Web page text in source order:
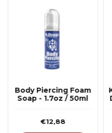
Body Piercing Foam
Soap - 1.7oz / 50ml
€12,88